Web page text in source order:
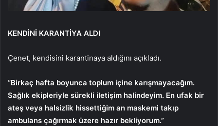
KENDİNİ KARANTİYA ALDI
Çenet, kendisini karantinaya aldığını açıkladı.
“Birkaç hafta boyunca toplum içine karışmayacağım.
Sağlık ekipleriyle sürekli iletişim halindeyim. En ufak bir
ateş veya halsizlik hissettiğim an maskemi takıp
ambulans çağırmak üzere hazır bekliyorum.”